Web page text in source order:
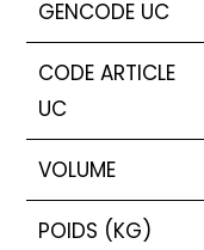
GENCODE UC
CODE ARTICLE
UC
VOLUME
POIDS (KG)